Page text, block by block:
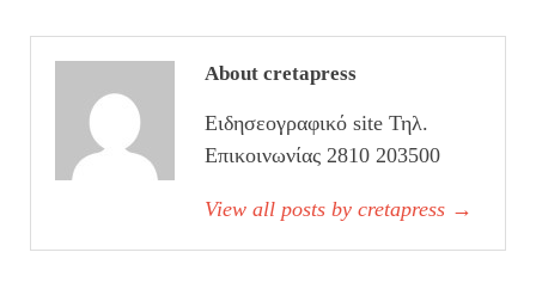
About cretapress
Ειδησεογραφικό site Τηλ.
Επικοινωνίας 2810 203500
View all posts by cretapress →